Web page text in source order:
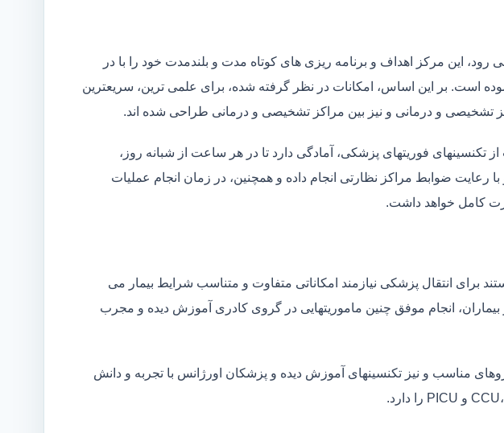
این مرکز اهداف و برنامه ریزی های کوتاه مدت و بلندمدت خود را با در
است. بر این اساس، امکانات در نظر گرفته شده، برای علمی ترین، سریعترین
تشخیصی و درمانی و نیز بین مراکز تشخیصی و درمانی طراحی شده اند.
از تکنسینهای فوریتهای پزشکی، آمادگی دارد تا در هر ساعت از شبانه روز،
رعایت ضوابط مراکز نظارتی انجام داده و همچنین، در زمان انجام عملیات
کامل خواهد داشت.
برای انتقال پزشکی نیازمند امکاناتی متفاوت و متناسب شرایط بیمار می
بیماران، انجام موفق چنین ماموریتهایی در گروی کادری آموزش دیده و مجرب
مناسب و نیز تکنسینهای آموزش دیده و پزشکان اورژانس با تجربه و دانش